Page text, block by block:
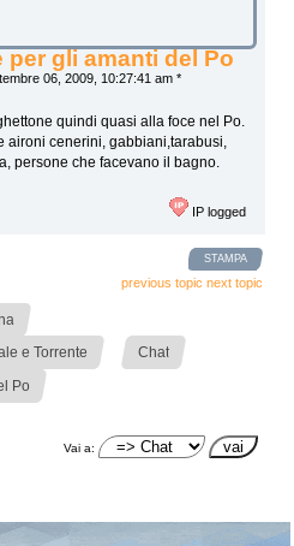
per gli amanti del Po
06, 2009, 10:27:41 am *
quindi quasi alla foce nel Po.
aironi cenerini, gabbiani,tarabusi,
persone che facevano il bagno.
IP logged
STAMPA
previous topic next topic
e Torrente Chat
Po
Vai a: